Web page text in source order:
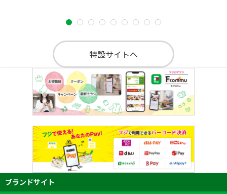
特設サイトへ
ブランドサイト